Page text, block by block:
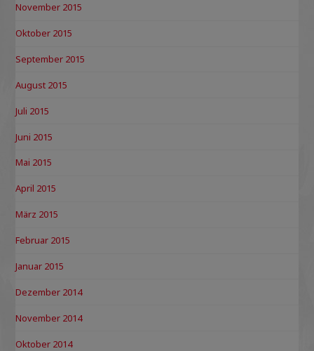
November 2015
Oktober 2015
September 2015
August 2015
Juli 2015
Juni 2015
Mai 2015
April 2015
März 2015
Februar 2015
Januar 2015
Dezember 2014
November 2014
Oktober 2014